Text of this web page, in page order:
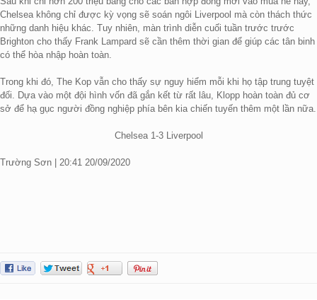
Chelsea không chỉ được kỳ vọng sẽ soán ngôi Liverpool mà còn thách thức
những danh hiệu khác. Tuy nhiên, màn trình diễn cuối tuần trước trước
Brighton cho thấy Frank Lampard sẽ cần thêm thời gian để giúp các tân binh
có thể hòa nhập hoàn toàn.
Trong khi đó, The Kop vẫn cho thấy sự nguy hiểm mỗi khi họ tập trung tuyệt
đối. Dựa vào một đội hình vốn đã gắn kết từ rất lâu, Klopp hoàn toàn đủ cơ
sở để hạ gục người đồng nghiệp phía bên kia chiến tuyến thêm một lần nữa.
Chelsea 1-3 Liverpool
Trường Sơn | 20:41 20/09/2020